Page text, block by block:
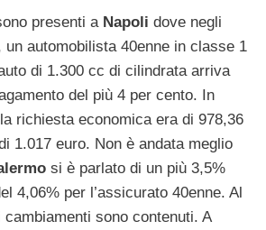
presenti a Napoli dove negli
automobilista 40enne in classe 1
di 1.300 cc di cilindrata arriva
del più 4 per cento. In
richiesta economica era di 978,36
1.017 euro. Non è andata meglio
si è parlato di un più 3,5%
4,06% per l’assicurato 40enne. Al
sono contenuti. A